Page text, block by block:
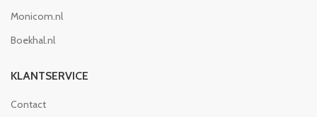
Monicom.nl
Boekhal.nl
KLANTSERVICE
Contact